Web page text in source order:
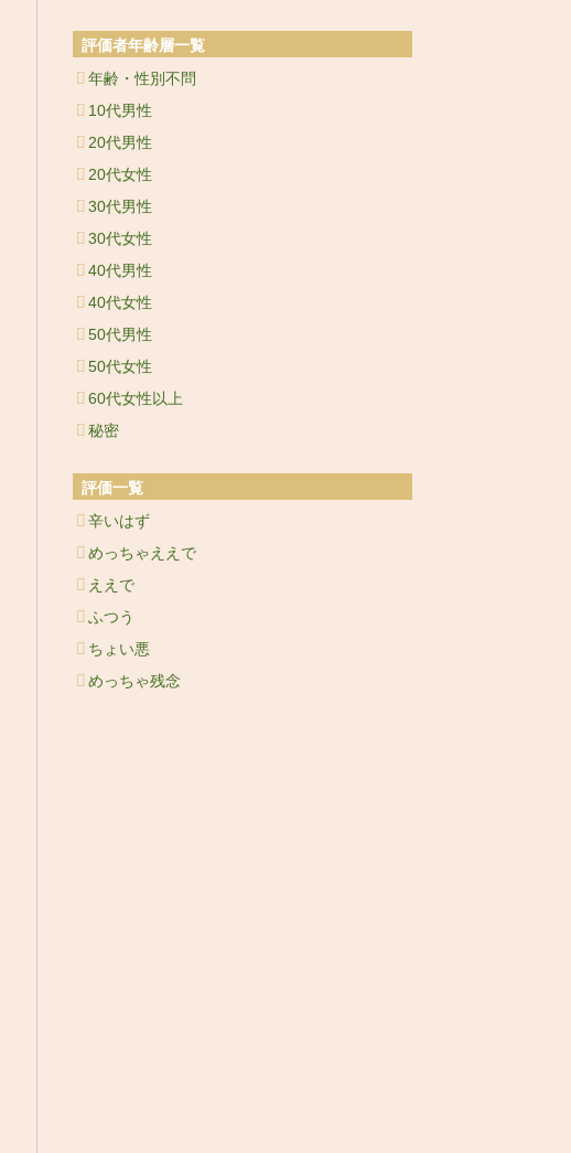
評価者年齢層一覧
年齢・性別不問
10代男性
20代男性
20代女性
30代男性
30代女性
40代男性
40代女性
50代男性
50代女性
60代女性以上
秘密
評価一覧
辛いはず
めっちゃええで
ええで
ふつう
ちょい悪
めっちゃ残念